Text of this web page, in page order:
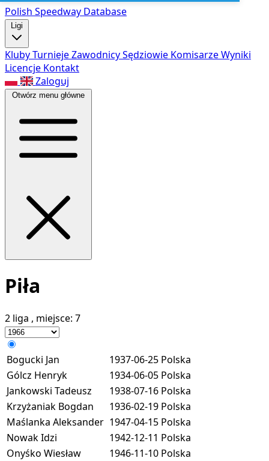
Polish Speedway Database
Ligi
KlubyTurniejeZawodnicySędziowie KomisarzeWyniki
Licencje Kontakt
Zaloguj
Otwórz menu główne
Piła
2 liga , miejsce: 7
Bogucki Jan 1937-06-25 Polska
Gólcz Henryk
1934-06-05 Polska
Jankowski Tadeusz
1938-07-16 Polska
Krzyżaniak Bogdan
1936-02-19 Polska
Maślanka Aleksander 1947-04-15 Polska
Nowak Idzi
1942-12-11 Polska
Onyśko Wiesław
1946-11-10 Polska